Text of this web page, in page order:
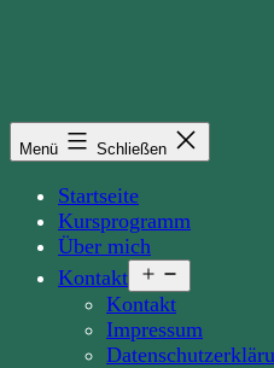
Menü Schließen
Startseite
Kursprogramm
Über mich
Kontakt
öffnen
Kontakt
Impressum